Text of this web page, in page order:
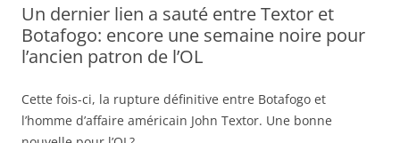
Un dernier lien a sauté entre Textor et
Botafogo: encore une semaine noire pour
l’ancien patron de l’OL
Cette fois-ci, la rupture définitive entre Botafogo et
l’homme d’affaire américain John Textor. Une bonne